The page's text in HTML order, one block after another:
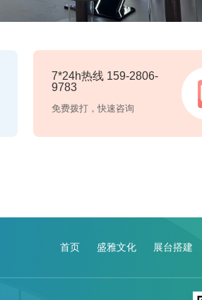
7*24h热线 159-2806-
9783
免费拨打，快速咨询
首页 盛雅文化 展台搭建